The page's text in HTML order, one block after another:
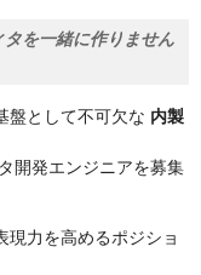
を一緒に作りません
盤として不可欠な 内製
開発エンジニアを募集
現力を高めるポジショ